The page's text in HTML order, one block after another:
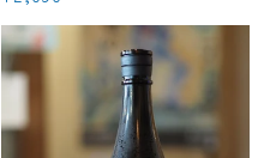
元:
常
価
格